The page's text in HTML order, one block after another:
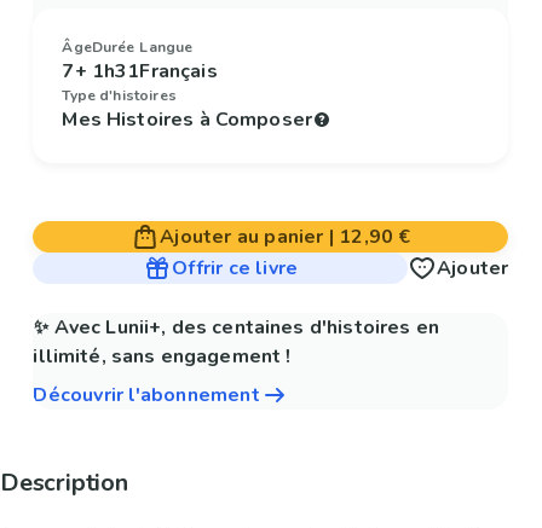
Âge
7+
Durée
1h31
Langue
Français
Type d'histoires
Mes Histoires à Composer
Ajouter au panier | 12,90 €
Offrir ce livre
Ajouter
✨ Avec Lunii+, des centaines d'histoires en
illimité, sans engagement !
Découvrir l'abonnement
Description